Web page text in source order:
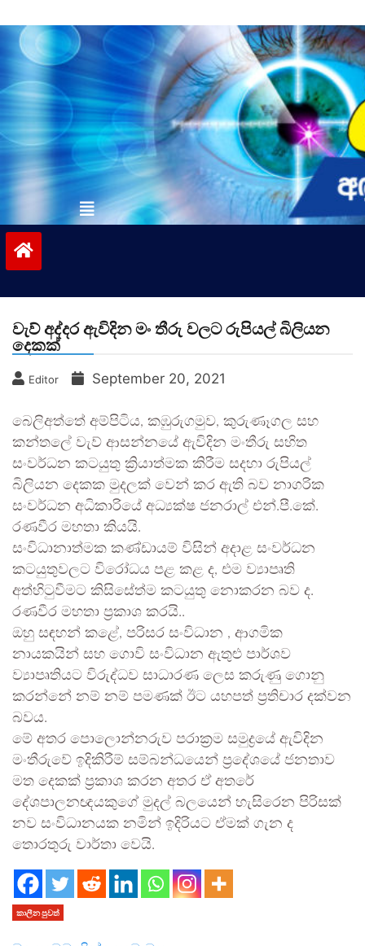
to
contentvinivida.lk
වැව් අද්දර ඇවිදින මං තීරු වලට රුපියල් බිලියන
දෙකක්
Editor September 20, 2021
බෙලිඅත්තේ අම්පිටිය, කඹුරුගමුව, කුරුණෑගල සහ
කන්තලේ වැව් ආසන්නයේ ඇවිදින මංතීරු සහිත
සංවර්ධන කටයුතු ක්‍රියාත්මක කිරීම සදහා රුපියල්
බිලියන දෙකක මුදලක් වෙන් කර ඇති බව නාගරික
සංවර්ධන අධිකාරියේ අධ්‍යක්ෂ ජනරාල් එන්.පී.කේ.
රණවීර මහතා කියයි.
සංවිධානාත්මක කණ්ඩායම් විසින් අදාළ සංවර්ධන
කටයුතුවලට විරෝධය පළ කළ ද, එම ව්‍යාපෘති
අත්හිටුවීමට කිසිසේත්ම කටයුතු නොකරන බව ද.
රණවීර මහතා ප්‍රකාශ කරයි..
ඔහු සඳහන් කළේ, පරිසර සංවිධාන , ආගමික
නායකයින් සහ ගොවි සංවිධාන ඇතුළු පාර්ශව
ව්‍යාපෘතියට විරුද්ධව සාධාරණ ලෙස කරුණු ගොනු
කරන්නේ නම් නම් පමණක් ඊට යහපත් ප්‍රතිචාර දක්වන
බවය.
මේ අතර පොලොන්නරුව පරාක්‍රම සමුද්‍රයේ ඇවිදින
මංතීරුවේ ඉදිකිරීම් සම්බන්ධයෙන් ප්‍රදේශයේ ජනතාව
මත දෙකක් ප්‍රකාශ කරන අතර ඒ අතරේ
දේශපාලනඥයකුගේ මුදල් බලයෙන් හැසිරෙන පිරිසක්
නව සංවිධානයක නමින් ඉදිරියට ඒමක් ගැන ද
තොරතුරු වාර්තා වෙයි.
කාලීන පුවත්